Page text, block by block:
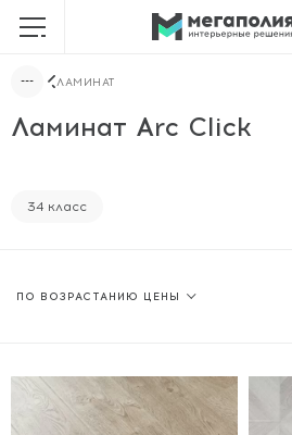
ЛАМИНАТ
Ламинат Arc Click
34 класс